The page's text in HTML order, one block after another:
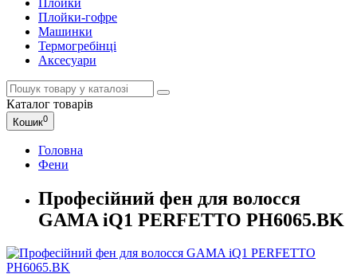
Плойки-гофре
Машинки
Термогребінці
Аксесуари
Каталог товарів
Кошик0
Головна
Фени
Професійний фен для волосся
GAMA iQ1 PERFETTO PH6065.BK